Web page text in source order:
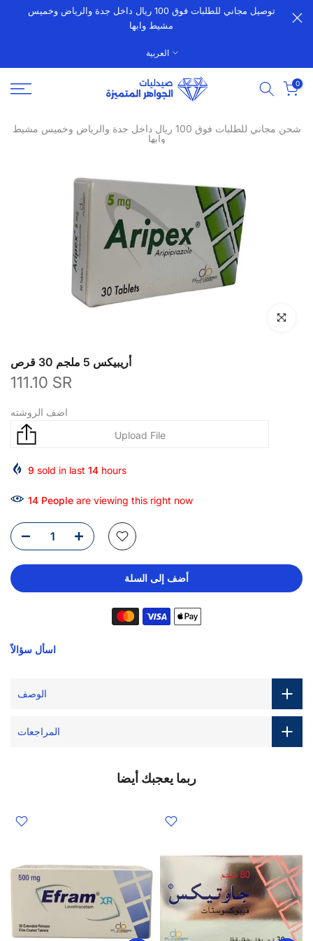
الانتقالتوصيل مجاني للطلبات فوق 100 ريال داخل جدة والرياض وخميس
مشيط وابها
العربية
0
شحن مجاني للطلبات فوق 100 ريال داخل جدة والرياض وخميس مشيط
وابها
انقر للتكبير
أريبيكس 5 ملجم 30 قرص
111.10 SR
اضف الروشته
9 sold in last 14 hours
14 People are viewing this right now
أضف إلى السلة
اسأل سؤالاً
الوصف
المراجعات
ربما يعجبك أيضا